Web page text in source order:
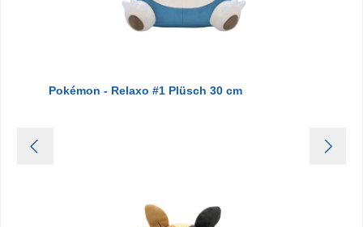
Pokémon - Relaxo #1 Plüsch 30 cm